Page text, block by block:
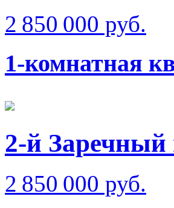
2 850 000 руб.
1-комнатная
2-й Заречный
2 850 000 руб.